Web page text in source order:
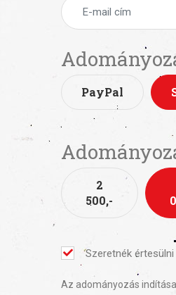
PayPal
2
500,-
Szeretnék
Az adományozás